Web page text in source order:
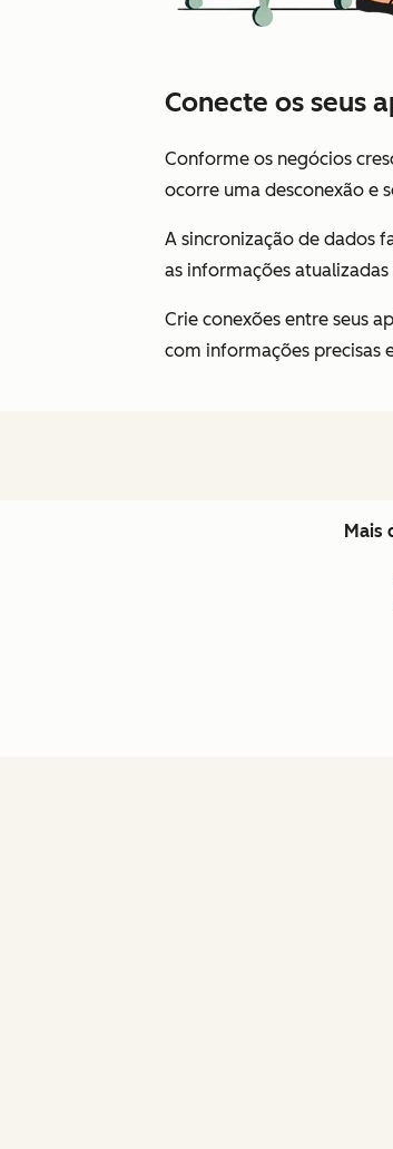
Conecte os seus
Conforme os negócios
ocorre uma desconexão e
A sincronização de dados
as informações
Crie conexões entre seus
com informações precisas
Mais